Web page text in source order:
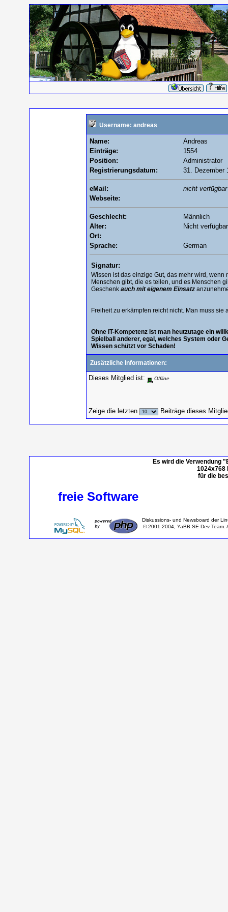
Username: andreas
Name:
Andreas
Einträge:
1554
Position:
Administrator
Registrierungsdatum:
31. Dezember
eMail:
nicht verfügbar
Webseite:
Geschlecht:
Männlich
Alter:
Nicht verfügbar
Ort:
Sprache:
German
Signatur:
Wissen ist das einzige Gut, das mehr wird, wenn
Menschen gibt, die es teilen, und es Menschen
Geschenk auch mit eigenem Einsatz
Freiheit zu erkämpfen reicht nicht. Man muss sie
Ohne IT-Kompetenz ist man heutzutage ein
Spielball anderer, egal, welches System oder
Wissen schützt vor Schaden!
Zusätzliche Informationen:
Dieses Mitglied ist: Offline
Zeige die letzten Beiträge dieses
Es wird die Verwendung
1024x768
für die
freie Software
Diskussions- und Newsboard der
© 2001-2004, YaBB SE Dev Team.